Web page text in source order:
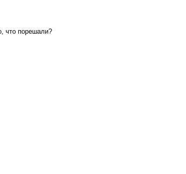
что порешали?